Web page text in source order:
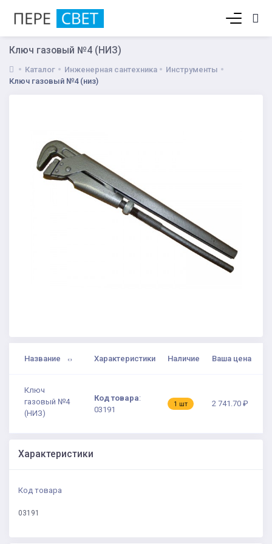
Ключ газовый №4 (НИЗ)
Каталог Инженерная сантехника
Инструменты
Ключ газовый №4 (низ)
Название Характеристики Наличие Ваша цена
Ключ
газовый №4
(НИЗ)
Код товара:
03191
1 шт 2 741.70 ₽
Характеристики
Код товара
03191